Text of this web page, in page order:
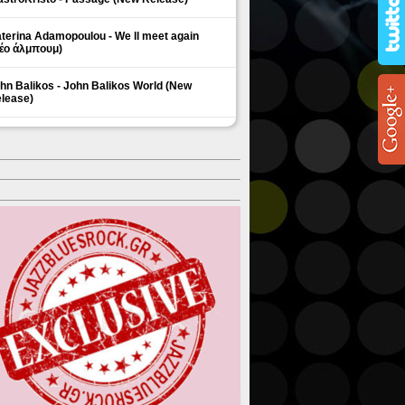
Adamopoulou - We ll meet again
άλμπουμ)
Balikos - John Balikos World (New